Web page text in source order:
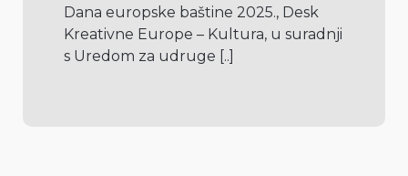
Dana europske baštine 2025., Desk
Kreativne Europe – Kultura, u suradnji
s Uredom za udruge [..]